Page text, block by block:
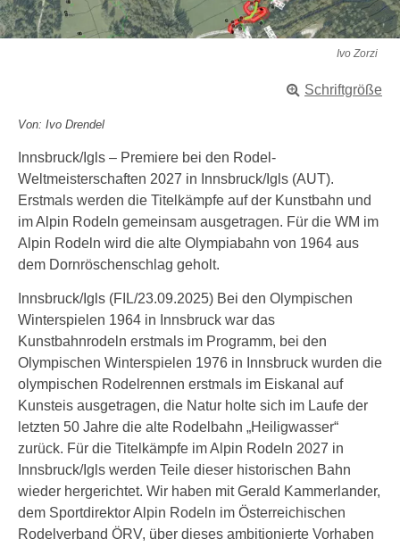
Ivo Zorzi
Schriftgröße
Von: Ivo Drendel
Innsbruck/Igls – Premiere bei den Rodel-
Weltmeisterschaften 2027 in Innsbruck/Igls (AUT).
Erstmals werden die Titelkämpfe auf der Kunstbahn und
im Alpin Rodeln gemeinsam ausgetragen. Für die WM im
Alpin Rodeln wird die alte Olympiabahn von 1964 aus
dem Dornröschenschlag geholt.
Innsbruck/Igls (FIL/23.09.2025) Bei den Olympischen
Winterspielen 1964 in Innsbruck war das
Kunstbahnrodeln erstmals im Programm, bei den
Olympischen Winterspielen 1976 in Innsbruck wurden die
olympischen Rodelrennen erstmals im Eiskanal auf
Kunsteis ausgetragen, die Natur holte sich im Laufe der
letzten 50 Jahre die alte Rodelbahn „Heiligwasser“
zurück. Für die Titelkämpfe im Alpin Rodeln 2027 in
Innsbruck/Igls werden Teile dieser historischen Bahn
wieder hergerichtet. Wir haben mit Gerald Kammerlander,
dem Sportdirektor Alpin Rodeln im Österreichischen
Rodelverband ÖRV, über dieses ambitionierte Vorhaben